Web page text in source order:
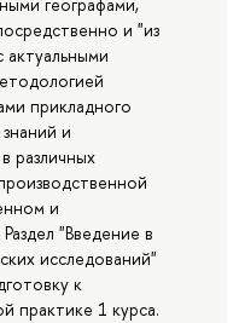
географами,
и "из
актуальными
прикладного
и
различных
и
"Введение в
исследований"
к
практике 1 курса.